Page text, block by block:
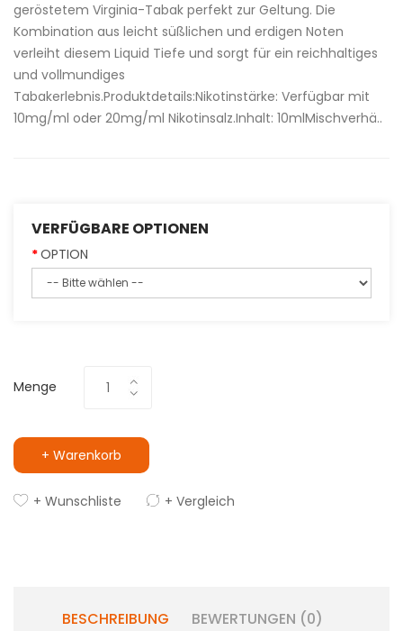
geröstetem Virginia-Tabak perfekt zur Geltung. Die
Kombination aus leicht süßlichen und erdigen Noten
verleiht diesem Liquid Tiefe und sorgt für ein reichhaltiges
und vollmundiges
Tabakerlebnis.Produktdetails:Nikotinstärke: Verfügbar mit
10mg/ml oder 20mg/ml Nikotinsalz.Inhalt: 10mlMischverhä..
VERFÜGBARE OPTIONEN
OPTION
Menge
+ Warenkorb
+ Wunschliste + Vergleich
BESCHREIBUNG BEWERTUNGEN (0)